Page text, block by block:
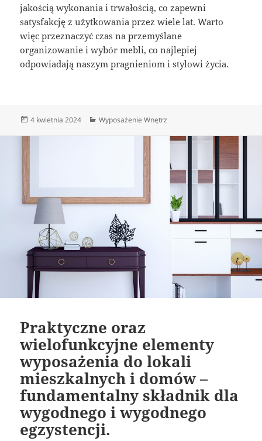
jakością wykonania i trwałością, co zapewni
satysfakcję z użytkowania przez wiele lat. Warto
więc przeznaczyć czas na przemyślane
organizowanie i wybór mebli, co najlepiej
odpowiadają naszym pragnieniom i stylowi życia.
Data
4 kwietnia 2024 Kategorie
Wyposażenie Wnętrz
Praktyczne oraz
wielofunkcyjne elementy
wyposażenia do lokali
mieszkalnych i domów –
fundamentalny składnik dla
wygodnego i wygodnego
egzystencji.